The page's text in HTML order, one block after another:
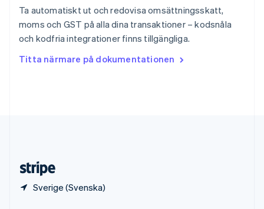
Ta automatiskt ut och redovisa omsättningsskatt,
moms och GST på alla dina transaktioner – kodsnåla
och kodfria integrationer finns tillgängliga.
Titta närmare på dokumentationen
Sverige (Svenska)
Sverige
Thailand
ไทยEnglish
English